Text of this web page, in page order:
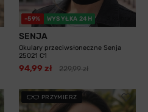
-59% WYSYŁKA 24H
SENJA
Okulary przeciwsłoneczne Senja
25021 C1
94,99 zł 229,99 zł
PRZYMIERZ